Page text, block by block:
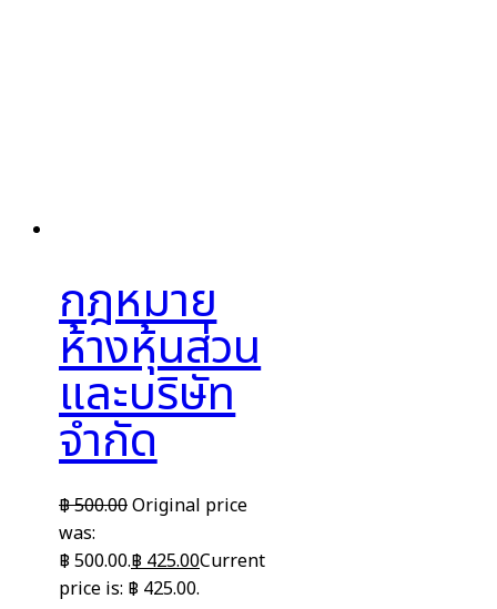
กฎหมาย
ห้างหุ้นส่วน
และบริษัท
จำกัด
฿500.00Original price
was:
฿ 500.00.฿ 425.00Current
price is: ฿ 425.00.